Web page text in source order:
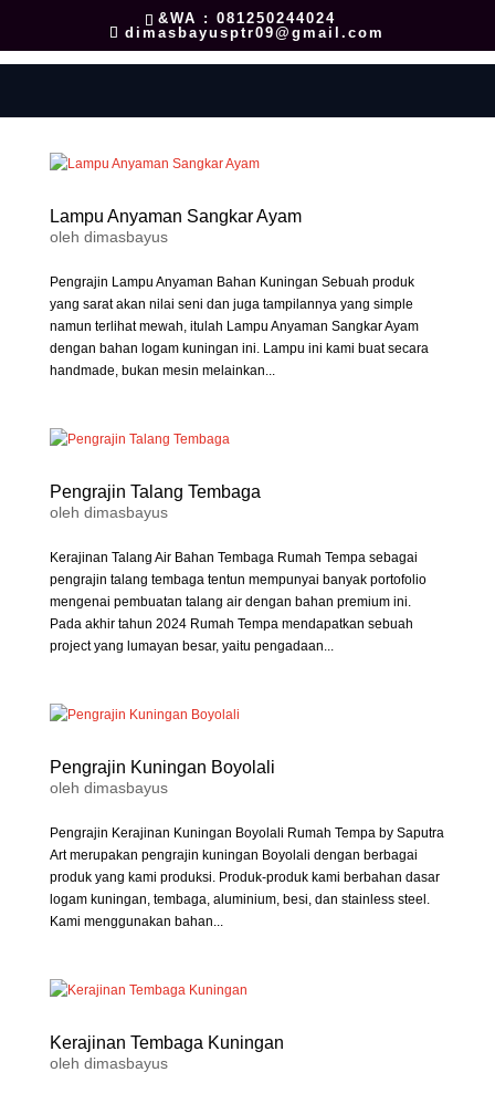
&WA : 081250244024
dimasbayusptr09@gmail.com
Lampu Anyaman Sangkar Ayam
oleh dimasbayus
Pengrajin Lampu Anyaman Bahan Kuningan Sebuah produk
yang sarat akan nilai seni dan juga tampilannya yang simple
namun terlihat mewah, itulah Lampu Anyaman Sangkar Ayam
dengan bahan logam kuningan ini. Lampu ini kami buat secara
handmade, bukan mesin melainkan...
Pengrajin Talang Tembaga
oleh dimasbayus
Kerajinan Talang Air Bahan Tembaga Rumah Tempa sebagai
pengrajin talang tembaga tentun mempunyai banyak portofolio
mengenai pembuatan talang air dengan bahan premium ini.
Pada akhir tahun 2024 Rumah Tempa mendapatkan sebuah
project yang lumayan besar, yaitu pengadaan...
Pengrajin Kuningan Boyolali
oleh dimasbayus
Pengrajin Kerajinan Kuningan Boyolali Rumah Tempa by Saputra
Art merupakan pengrajin kuningan Boyolali dengan berbagai
produk yang kami produksi. Produk-produk kami berbahan dasar
logam kuningan, tembaga, aluminium, besi, dan stainless steel.
Kami menggunakan bahan...
Kerajinan Tembaga Kuningan
oleh dimasbayus